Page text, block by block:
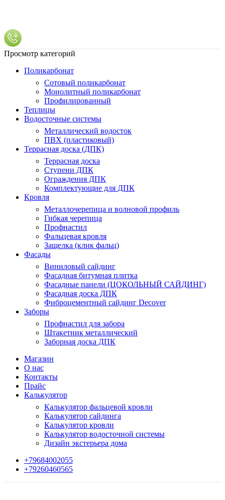
Просмотр категорий
Поликарбонат
Сотовый поликарбонат
Монолитный поликарбонат
Профилированный
Теплицы
Водосточные системы
Металлический водосток
ПВХ (пластиковый)
Террасная доска (ДПК)
Террасная доска
Ступени ДПК
Ограждения ДПК
Комплектующие для ДПК
Кровля
Металлочерепица и волновой профиль
Гибкая черепица
Профнастил
Фальцевая кровля
Защелка (клик фальц)
Фасады
Виниловый сайдинг
Фасадная битумная плитка
Фасадные панели (ЦОКОЛЬНЫЙ САЙДИНГ)
Фасадная доска ДПК
Фиброцементный сайдинг Decover
Заборы
Профнастил для забора
Штакетник металлический
Заборная доска ДПК
Магазин
О нас
Контакты
Прайс
Калькулятор
Калькулятор фальцевой кровли
Калькулятор сайдинга
Калькулятор кровли
Калькулятор водосточной системы
Дизайн экстерьера дома
+79684002055
+79260460565